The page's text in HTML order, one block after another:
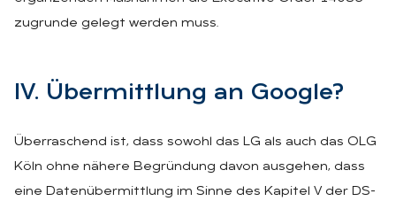
zugrunde gelegt werden muss.
IV. Über­mitt­lung an Goog­le?
Überraschend ist, dass sowohl das LG als auch das OLG
Köln ohne nähere Begründung davon ausgehen, dass
eine Datenübermittlung im Sinne des Kapitel V der DS-